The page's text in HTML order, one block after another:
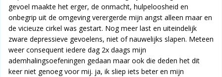
gevoel maakte het erger, de onmacht, hulpeloosheid en
onbegrip uit de omgeving verergerde mijn angst alleen maar en
de vicieuze cirkel was gestart. Nog meer last en uiteindelijk
zware depressieve gevoelens, niet of nauwelijks slapen. Meteen
weer consequent iedere dag 2x daags mijn
ademhalingsoefeningen gedaan maar ook die deden het dit
keer niet genoeg voor mij. ja, ik sliep iets beter en mijn